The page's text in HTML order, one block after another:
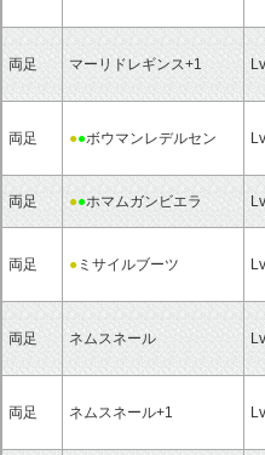
両足 マーリドレギンス+1
両足 ●●ボウマンレデルセン
両足 ●●ホマムガンビエラ
両足 ● ミサイルブーツ
両足 ネムスネール
両足 ネムスネール+1